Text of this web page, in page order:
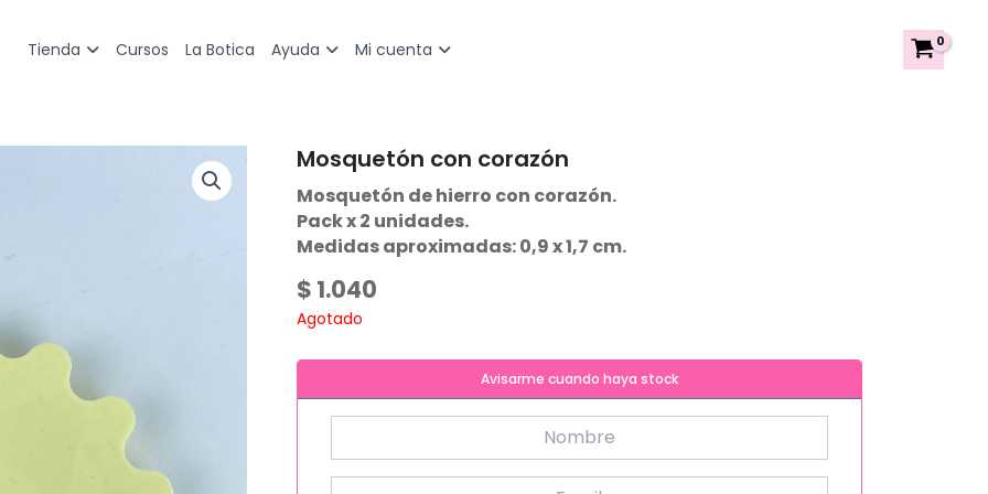
Tienda Cursos La Botica Ayuda Mi cuenta
Mosquetón con corazón
Mosquetón de hierro con corazón.
Pack x 2 unidades.
Medidas aproximadas: 0,9 x 1,7 cm.
$ 1.040
Agotado
Avisarme cuando haya stock